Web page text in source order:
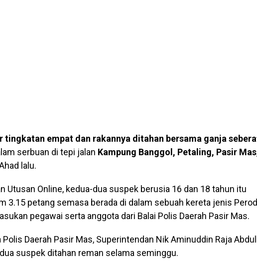
tingkatan empat dan rakannya ditahan bersama ganja
serbuan di tepi jalan Kampung Banggol, Petaling, Pasir
lalu.
Utusan Online, kedua-dua suspek berusia 16 dan 18 tahun itu
3.15 petang semasa berada di dalam sebuah kereta jenis
pegawai serta anggota dari Balai Polis Daerah Pasir Mas.
Daerah Pasir Mas, Superintendan Nik Aminuddin Raja
suspek ditahan reman selama seminggu.